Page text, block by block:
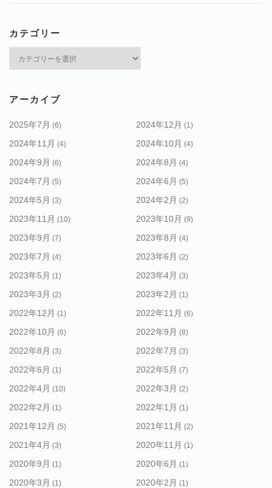
カテゴリー
ー
アーカイブ
2025年7月 (6) 2024年12月 (1)
2024年11月 (4) 2024年10月 (4)
2024年9月 (6) 2024年8月 (4)
2024年7月 (5) 2024年6月 (5)
2024年5月 (3) 2024年2月 (2)
2023年11月 (10) 2023年10月 (9)
2023年9月 (7) 2023年8月 (4)
2023年7月 (4) 2023年6月 (2)
2023年5月 (1) 2023年4月 (3)
2023年3月 (2) 2023年2月 (1)
2022年12月 (1) 2022年11月 (6)
2022年10月 (6) 2022年9月 (8)
2022年8月 (3) 2022年7月 (3)
2022年6月 (1) 2022年5月 (7)
2022年4月 (10) 2022年3月 (2)
2022年2月 (1) 2022年1月 (1)
2021年12月 (5) 2021年11月 (2)
2021年4月 (3) 2020年11月 (1)
2020年9月 (1) 2020年6月 (1)
2020年3月 (1) 2020年2月 (1)